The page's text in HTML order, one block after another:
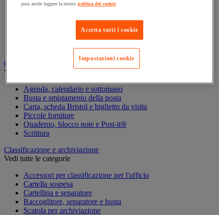
Connessione audio e video
Fotocamera, videocamera e binocolo
Insonorizzazione e registrazione professionali
Strumenti per proiezione e videoproiezione
Cancelleria e forniture per ufficio
Vedi tutte le categorie
Agenda, calendario e sottomano
Busta e smistamento della posta
Carta, scheda Bristol e biglietto da visita
Piccole forniture
Quaderno, blocco note e Post-it®
Scrittura
Classificazione e archiviazione
Vedi tutte le categorie
Accessori per classificazione per l'ufficio
Cartella sospesa
Cartellina e separatore
Raccoglitore, separatore e busta
Scatola per archiviazione
puoi anche leggere la nostra politica dei cookie
Accetta tutti i cookie
Impostazioni cookie